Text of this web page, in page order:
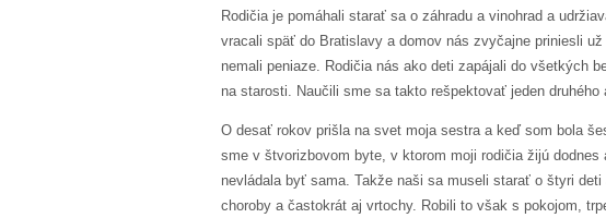
Rodičia je pomáhali starať sa o záhradu a vinohrad a
vracali späť do Bratislavy a domov nás zvyčajne priniesli
nemali peniaze. Rodičia nás ako deti zapájali do všetkých
na starosti. Naučili sme sa takto rešpektovať jeden
O desať rokov prišla na svet moja sestra a keď som bola
sme v štvorizbovom byte, v ktorom moji rodičia žijú
nevládala byť sama. Takže naši sa museli starať o štyri
choroby a častokrát aj vrtochy. Robili to však s pokojom,